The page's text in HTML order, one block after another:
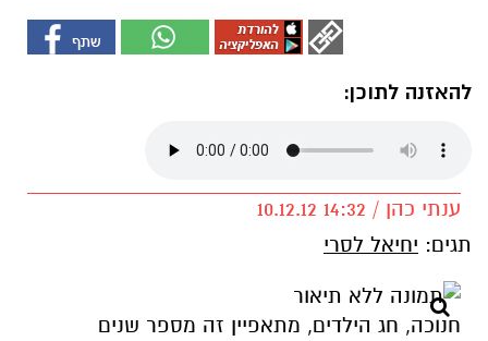
להאזנה לתוכן:
ענתי כהן / 14:32 10.12.12
תגים: יחיאל לסרי
חנוכה, חג הילדים, מתאפיין זה מספר שנים